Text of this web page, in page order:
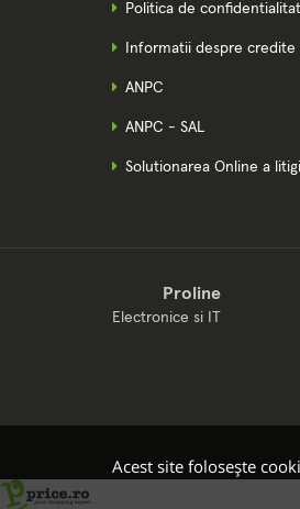
Acest site folosește
Politica de
Informatii despre credite
ANPC
ANPC - SAL
Solutionarea Online a
Proline
Electronice si IT